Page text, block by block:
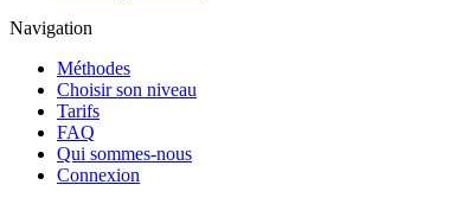
Navigation
Méthodes
Choisir son niveau
Tarifs
FAQ
Qui sommes-nous
Connexion